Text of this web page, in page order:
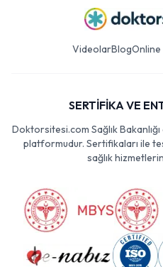
VideolarBlogOnline
SERTİFİKA VE
Doktorsitesi.com Sağlık
platformudur. Sertifikaları ile
sağlık